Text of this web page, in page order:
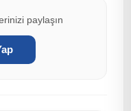
paylaşın